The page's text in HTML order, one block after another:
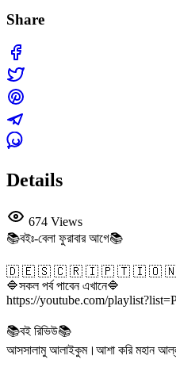
Share
Details
674 Views
📚বইঃ-বেলা ফুরাবার আগে📚
🇩 🇪 🇸 🇨 🇷 🇮 🇵 🇹 🇮 🇴
🔷সকল পর্ব পাবেন এখানে🔷
https://youtube.com/
📚বই রিভিউ📚
আসসালামু আলাইকুম।আশা করি মহান